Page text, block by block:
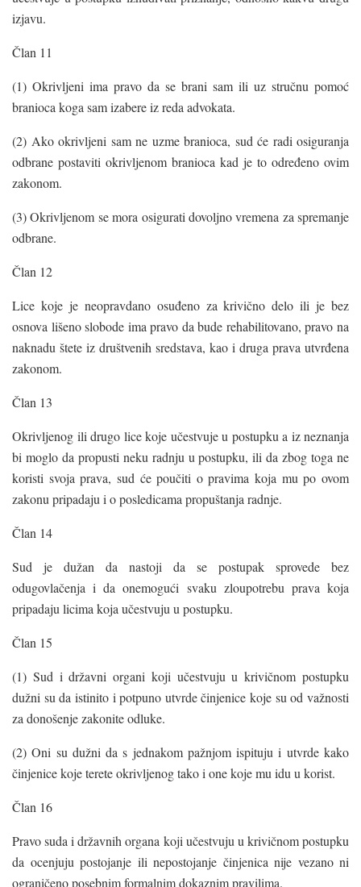
izjavu.
Član 11
(1) Okrivljeni ima pravo da se brani sam ili uz stručnu pomoć
branioca koga sam izabere iz reda advokata.
(2) Ako okrivljeni sam ne uzme branioca, sud će radi osiguranja
odbrane postaviti okrivljenom branioca kad je to određeno ovim
zakonom.
(3) Okrivljenom se mora osigurati dovoljno vremena za spremanje
odbrane.
Član 12
Lice koje je neopravdano osuđeno za krivično delo ili je bez
osnova lišeno slobode ima pravo da bude rehabilitovano, pravo na
naknadu štete iz društvenih sredstava, kao i druga prava utvrđena
zakonom.
Član 13
Okrivljenog ili drugo lice koje učestvuje u postupku a iz neznanja
bi moglo da propusti neku radnju u postupku, ili da zbog toga ne
koristi svoja prava, sud će poučiti o pravima koja mu po ovom
zakonu pripadaju i o posledicama propuštanja radnje.
Član 14
Sud je dužan da nastoji da se postupak sprovede bez
odugovlačenja i da onemogući svaku zloupotrebu prava koja
pripadaju licima koja učestvuju u postupku.
Član 15
(1) Sud i državni organi koji učestvuju u krivičnom postupku
dužni su da istinito i potpuno utvrde činjenice koje su od važnosti
za donošenje zakonite odluke.
(2) Oni su dužni da s jednakom pažnjom ispituju i utvrde kako
činjenice koje terete okrivljenog tako i one koje mu idu u korist.
Član 16
Pravo suda i državnih organa koji učestvuju u krivičnom postupku
da ocenjuju postojanje ili nepostojanje činjenica nije vezano ni
ograničeno posebnim formalnim dokaznim pravilima.